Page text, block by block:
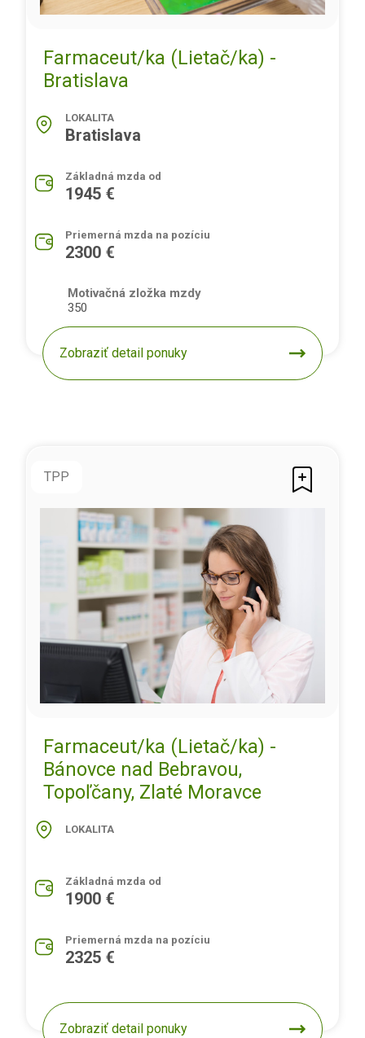
Farmaceut/ka (Lietač/ka) -
Bratislava
LOKALITA
Bratislava
Základná mzda od
1945 €
Priemerná mzda na pozíciu
2300 €
Motivačná zložka mzdy
350
Zobraziť detail ponuky
TPP
Farmaceut/ka (Lietač/ka) -
Bánovce nad Bebravou,
Topoľčany, Zlaté Moravce
LOKALITA
Základná mzda od
1900 €
Priemerná mzda na pozíciu
2325 €
Zobraziť detail ponuky